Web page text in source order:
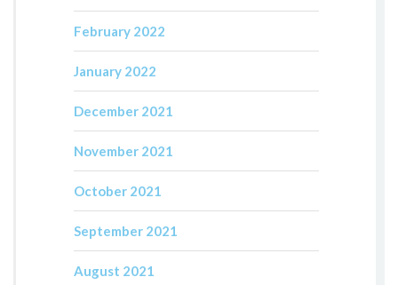
February 2022
January 2022
December 2021
November 2021
October 2021
September 2021
August 2021